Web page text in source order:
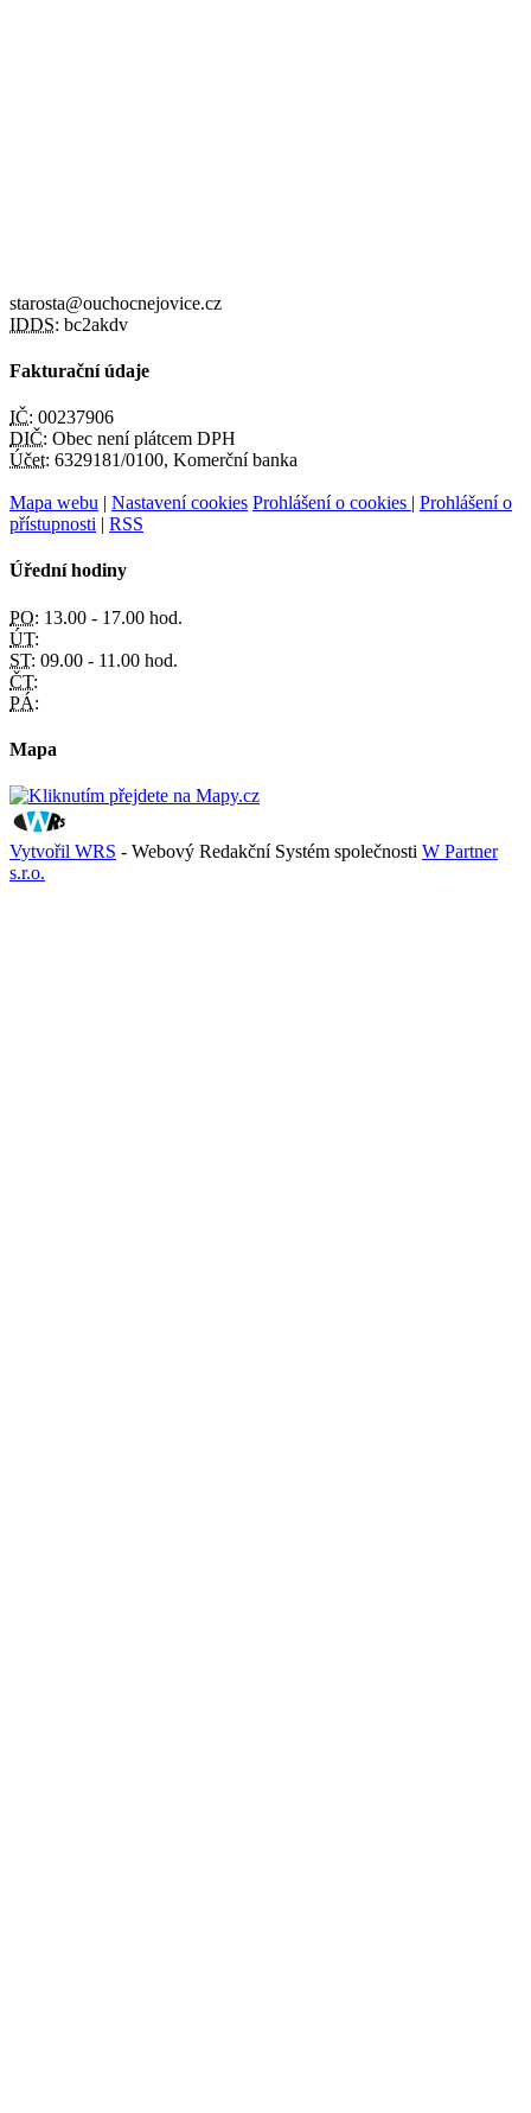
starosta@ouchocnejovice.cz
IDDS: bc2akdv
Fakturační údaje
IČ: 00237906
DIČ: Obec není plátcem DPH
Účet: 6329181/0100, Komerční banka
Mapa webu | Nastavení cookies Prohlášení o cookies | Prohlášení o
přístupnosti | RSS
Úřední hodiny
PO: 13.00 - 17.00 hod.
ÚT:
ST: 09.00 - 11.00 hod.
ČT:
PÁ:
Mapa
Vytvořil WRS - Webový Redakční Systém společnosti W Partner
s.r.o.